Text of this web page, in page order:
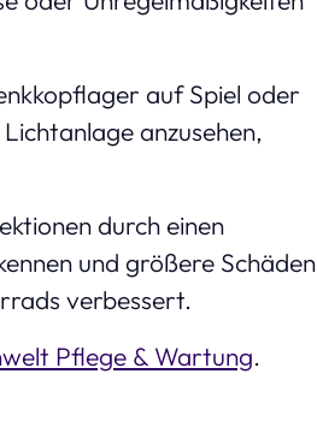
auf Spiel oder
anzusehen,
durch einen
und größere Schäden
verbessert.
Pflege & Wartung.